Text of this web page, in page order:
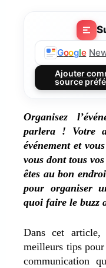
Google
Ajouter
source
Organisez
parlera ! Votre
événement et
vous dont tous
êtes au bon
pour organiser
quoi faire le buzz
Dans cet article,
meilleurs tips
communication